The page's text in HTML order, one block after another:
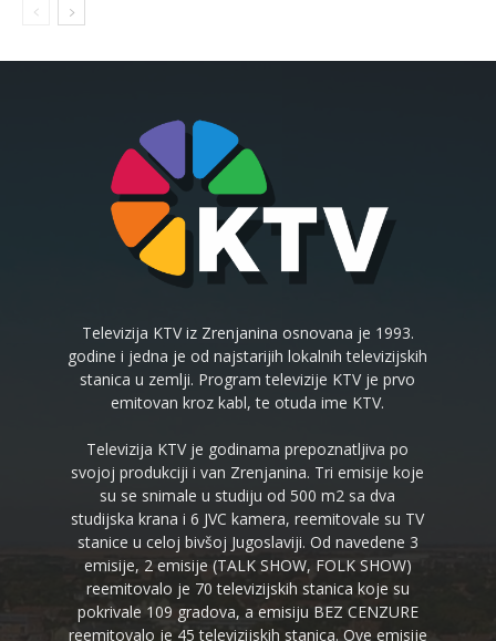
Televizija KTV iz Zrenjanina osnovana je 1993.
godine i jedna je od najstarijih lokalnih televizijskih
stanica u zemlji. Program televizije KTV je prvo
emitovan kroz kabl, te otuda ime KTV.
Televizija KTV je godinama prepoznatljiva po
svojoj produkciji i van Zrenjanina. Tri emisije koje
su se snimale u studiju od 500 m2 sa dva
studijska krana i 6 JVC kamera, reemitovale su TV
stanice u celoj bivšoj Jugoslaviji. Od navedene 3
emisije, 2 emisije (TALK SHOW, FOLK SHOW)
reemitovalo je 70 televizijskih stanica koje su
pokrivale 109 gradova, a emisiju BEZ CENZURE
reemitovalo je 45 televizijskih stanica. Ove emisije